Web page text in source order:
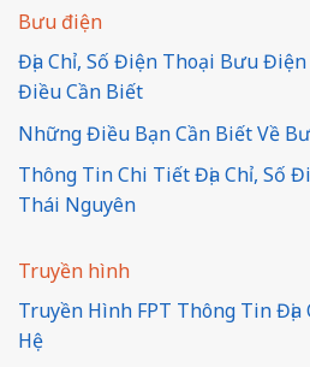
Bưu điện
Địa Chỉ, Số Điện Thoại Bưu
Điều Cần Biết
Những Điều Bạn Cần Biết Về
Thông Tin Chi Tiết Địa Chỉ, Số
Thái Nguyên
Truyền hình
Truyền Hình FPT Thông Tin
Hệ